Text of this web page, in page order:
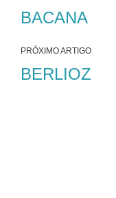
BACANA
PRÓXIMO ARTIGO
BERLIOZ